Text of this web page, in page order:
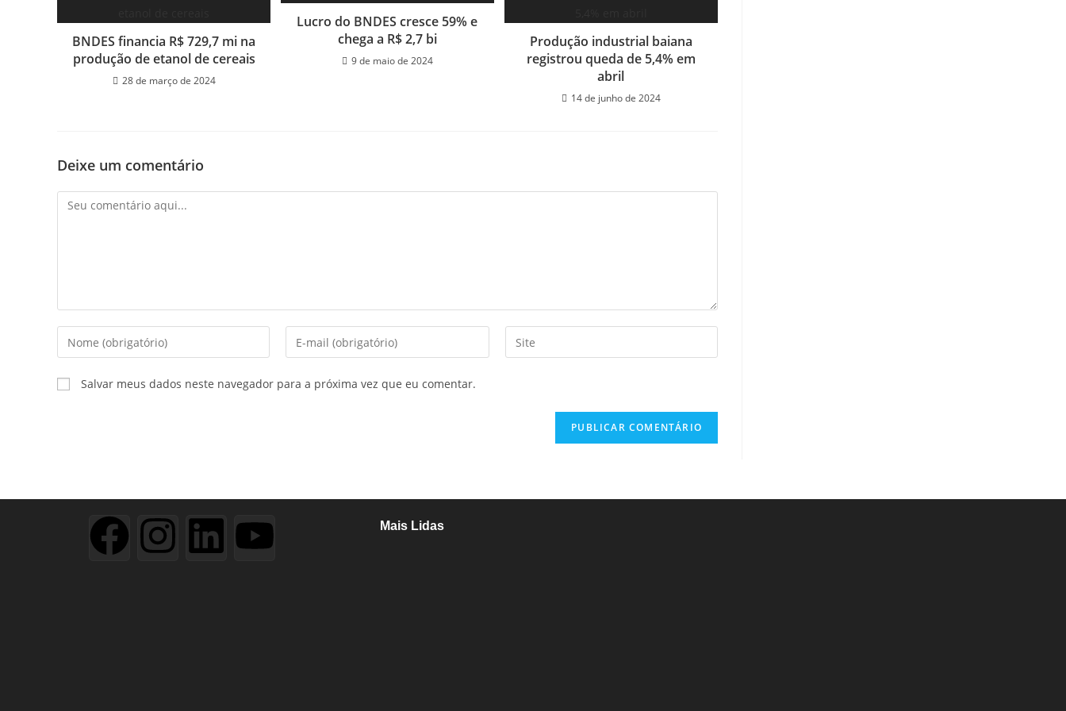
BNDES financia R$ 729,7 mi na
produção de etanol de cereais
28 de março de 2024
Lucro do BNDES cresce 59% e
chega a R$ 2,7 bi
9 de maio de 2024
Produção industrial baiana
registrou queda de 5,4% em
abril
14 de junho de 2024
Deixe um comentário
Salvar meus dados neste navegador para a próxima vez que eu comentar.
Mais Lidas